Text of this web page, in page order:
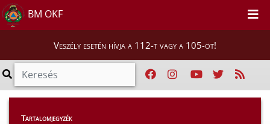
BM OKF
Veszély esetén hívja a 112-t vagy a 105-öt!
Esemény részletei
Tartalomjegyzék